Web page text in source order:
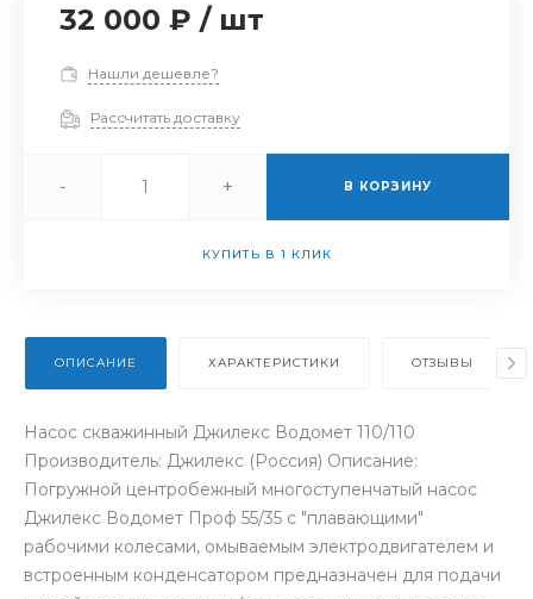
32 000 ₽ / шт
Нашли дешевле?
Рассчитать доставку
- + В КОРЗИНУ
КУПИТЬ В 1 КЛИК
ОПИСАНИЕ ХАРАКТЕРИСТИКИ ОТЗЫВЫ
Насос скважинный Джилекс Водомет 110/110
Производитель: Джилекс (Россия) Описание:
Погружной центробежный многоступенчатый насос
Джилекс Водомет Проф 55/35 с "плавающими"
рабочими колесами, омываемым электродвигателем и
встроенным конденсатором предназначен для подачи